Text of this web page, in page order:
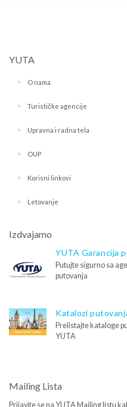
YUTA
O nama
Turističke agencije
Upravna i radna tela
OUP
Korisni linkovi
Letovanje
Izdvajamo
YUTA Garancija
Putujte sigurno sa
putovanja
Katalozi
Prelistajte kataloge
YUTA
Mailing Lista
Prijavite se na YUTA Mailing listu